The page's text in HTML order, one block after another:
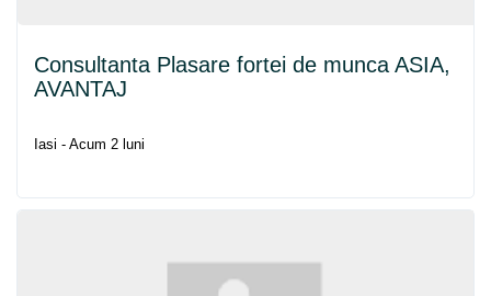
Consultanta Plasare fortei de munca ASIA,
AVANTAJ
Iasi - Acum 2 luni